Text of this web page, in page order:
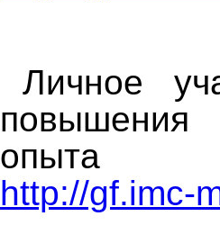
Личное
повышения
опыта
http://gf.imc-